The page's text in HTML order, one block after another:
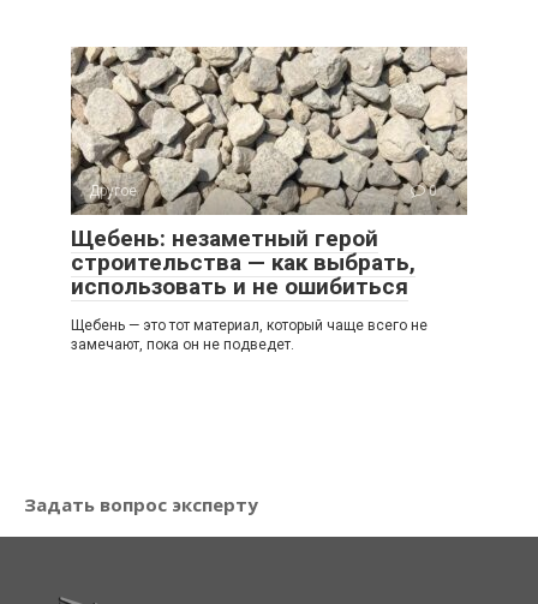
Другое 0
Щебень: незаметный герой
строительства — как выбрать,
использовать и не ошибиться
Щебень — это тот материал, который чаще всего не
замечают, пока он не подведет.
Задать вопрос эксперту